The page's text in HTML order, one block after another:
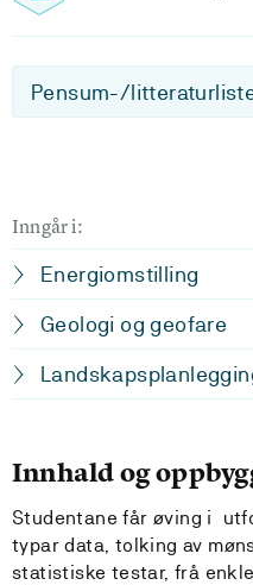
Pensum-/
Inngår i:
Energiomstilling
Geologi og geofare
Innhald og
Studentane får øving i
typar data, tolking av
statistiske testar, frå